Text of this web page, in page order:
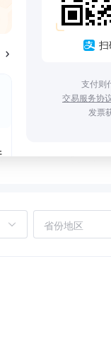
支付则
交易服务协
发票
省份地区